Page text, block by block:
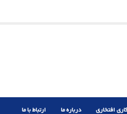
افتخاری درباره ما ارتباط با ما